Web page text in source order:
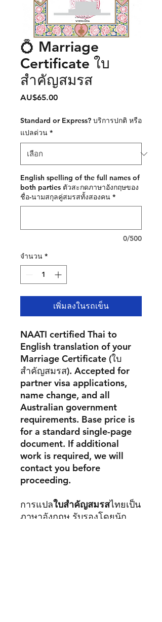
💍 Marriage
Certificate ใบ
สำคัญสมรส
AU$65.00ราคา
Standard or Express? บริการปกติ หรือ
แปลด่วน *
English spelling of the full names of
both parties ตัวสะกดภาษาอังกฤษของ
ชื่อ-นามสกุลคู่สมรสทั้งสองคน *
0/500
จำนวน *
เพิ่มลงในรถเข็น
NAATI certified Thai to
English translation of your
Marriage Certificate (ใบ
สำคัญสมรส). Accepted for
partner visa applications,
name change, and all
Australian government
requirements. Base price is
for a standard single-page
document. If additional
work is required, we will
contact you before
proceeding.
การแปลใบสำคัญสมรสไทยเป็น
ภาษาอังกฤษ รับรองโดยนัก